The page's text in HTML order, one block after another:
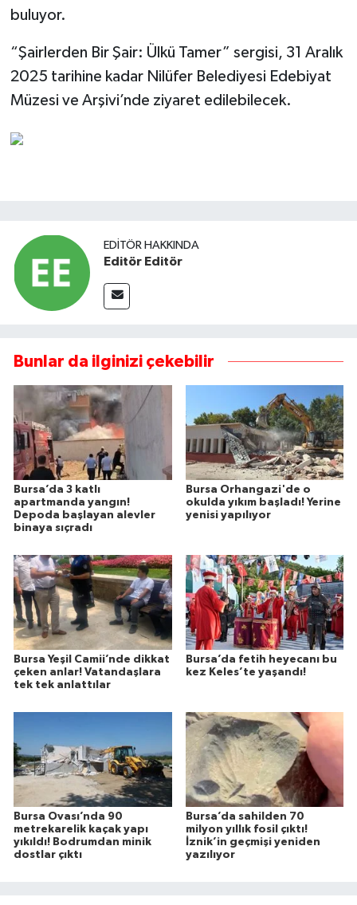
buluyor.
“Şairlerden Bir Şair: Ülkü Tamer” sergisi, 31 Aralık
2025 tarihine kadar Nilüfer Belediyesi Edebiyat
Müzesi ve Arşivi’nde ziyaret edilebilecek.
EDITÖR HAKKINDA
Editör Editör
Bunlar da ilginizi çekebilir
Bursa’da 3 katlı
apartmanda yangın!
Depoda başlayan alevler
binaya sıçradı
Bursa Orhangazi'de o
okulda yıkım başladı! Yerine
yenisi yapılıyor
Bursa Yeşil Camii’nde dikkat
çeken anlar! Vatandaşlara
tek tek anlattılar
Bursa’da fetih heyecanı bu
kez Keles’te yaşandı!
Bursa Ovası’nda 90
metrekarelik kaçak yapı
yıkıldı! Bodrumdan minik
dostlar çıktı
Bursa’da sahilden 70
milyon yıllık fosil çıktı!
İznik’in geçmişi yeniden
yazılıyor